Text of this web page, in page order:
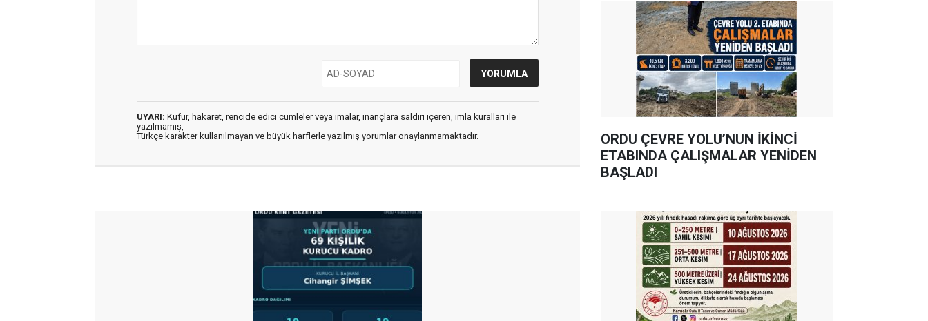
UYARI: Küfür, hakaret, rencide edici cümleler veya imalar, inançlara saldırı içeren, imla kuralları ile
yazılmamış,
Türkçe karakter kullanılmayan ve büyük harflerle yazılmış yorumlar onaylanmamaktadır.
ORDU ÇEVRE YOLU’NUN İKİNCİ
ETABINDA ÇALIŞMALAR YENİDEN
BAŞLADI